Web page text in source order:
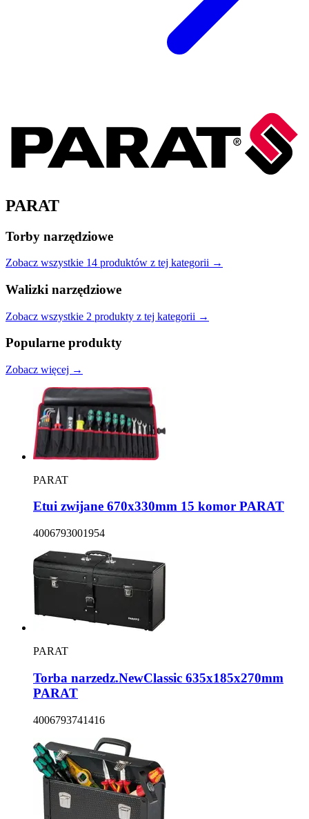
PARAT
Torby narzędziowe
Zobacz wszystkie 14 produktów z tej kategorii →
Walizki narzędziowe
Zobacz wszystkie 2 produkty z tej kategorii →
Popularne produkty
Zobacz więcej →
PARAT
Etui zwijane 670x330mm 15 komor PARAT
4006793001954
PARAT
Torba narzedz.NewClassic 635x185x270mm
PARAT
4006793741416